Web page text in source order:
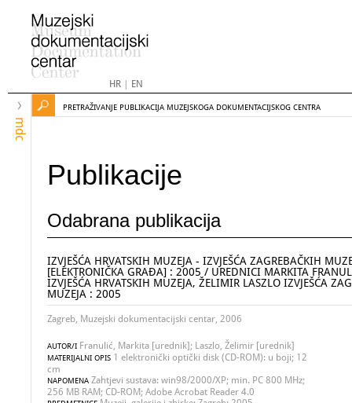
HR| EN
mdc
PRETRAŽIVANJE PUBLIKACIJA MUZEJSKOGA DOKUMENTACIJSKOG CENTRA
Publikacije
Odabrana publikacija
IZVJEŠĆA HRVATSKIH MUZEJA - IZVJEŠĆA ZAGREBAČKIH
[ELEKTRONIČKA GRAĐA] : 2005 / UREDNICI MARKITA
IZVJEŠĆA HRVATSKIH MUZEJA, ŽELIMIR LASZLO IZVJEŠĆA
MUZEJA : 2005
Zagreb, Muzejski dokumentacijski centar, 2006
AUTOR/I Franulić, Markita [urednik]; Laszlo, Želimir [urednik]
MATERIJALNI OPIS 1 elektronički optički disk (CD-ROM): u boji; 12
cm
NAPOMENA Zahtjevi sustava: win98/2000/XP; min. PC 800 MHz;
256 MB RAM; CD-ROM; Adobe Acrobat Reader 4.0